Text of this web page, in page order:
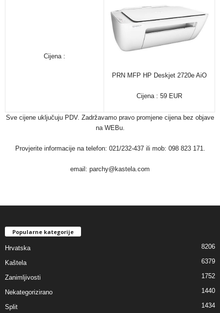
Cijena :
PRN MFP HP Deskjet 2720e AiO
Cijena : 59 EUR
Sve cijene uključuju PDV. Zadržavamo pravo promjene cijena bez objave
na WEBu.
Provjerite informacije na telefon: 021/232-437 ili mob: 098 823 171.
email: parchy@kastela.com
Popularne kategorije
Hrvatska 8206
Kaštela 6379
Zanimljivosti 1752
Nekategorizirano 1440
Split 1434